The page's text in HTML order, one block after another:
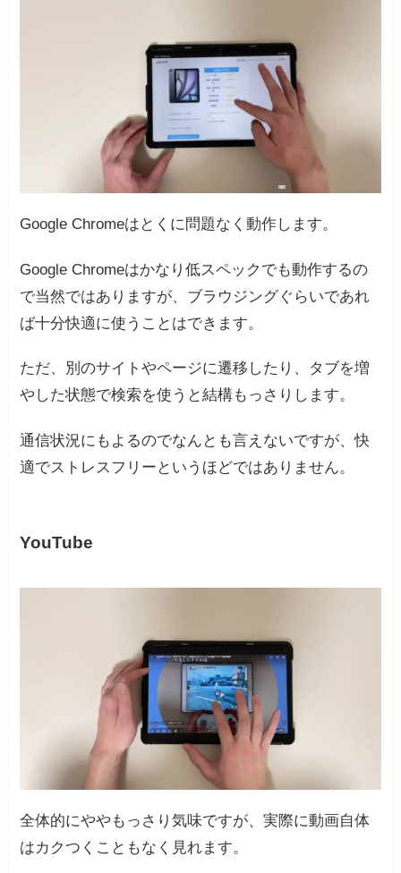
Google Chromeはとくに問題なく動作します。
Google Chromeはかなり低スペックでも動作するの
で当然ではありますが、ブラウジングぐらいであれ
ば十分快適に使うことはできます。
ただ、別のサイトやページに遷移したり、タブを増
やした状態で検索を使うと結構もっさりします。
通信状況にもよるのでなんとも言えないですが、快
適でストレスフリーというほどではありません。
YouTube
全体的にややもっさり気味ですが、実際に動画自体
はカクつくこともなく見れます。